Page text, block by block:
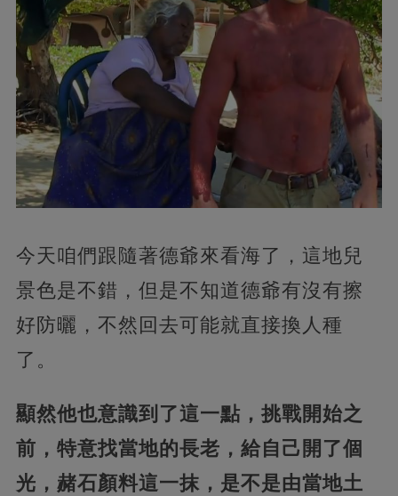
今天咱們跟隨著德爺來看海了，這地兒
景色是不錯，但是不知道德爺有沒有擦
好防曬，不然回去可能就直接換人種
了。
顯然他也意識到了這一點，挑戰開始之
前，特意找當地的長老，給自己開了個
光，赭石顏料這一抹，是不是由當地土